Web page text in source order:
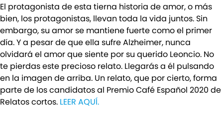
El protagonista de esta tierna historia de amor, o más
bien, los protagonistas, llevan toda la vida juntos. Sin
embargo, su amor se mantiene fuerte como el primer
día. Y a pesar de que ella sufre Alzheimer, nunca
olvidará el amor que siente por su querido Leoncio. No
te pierdas este precioso relato. Llegarás a él pulsando
en la imagen de arriba. Un relato, que por cierto, forma
parte de los candidatos al Premio Café Español 2020 de
Relatos cortos. LEER AQUÍ.